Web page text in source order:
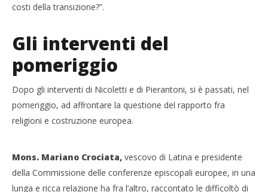
costi della transizione?”.
Gli interventi del
pomeriggio
Dopo gli interventi di Nicoletti e di Pierantoni, si è passati, nel
pomeriggio, ad affrontare la questione del rapporto fra
religioni e costruzione europea.
Mons. Mariano Crociata, vescovo di Latina e presidente
della Commissione delle conferenze episcopali europee, in una
lunga e ricca relazione ha fra l’altro, raccontato le difficoltò di